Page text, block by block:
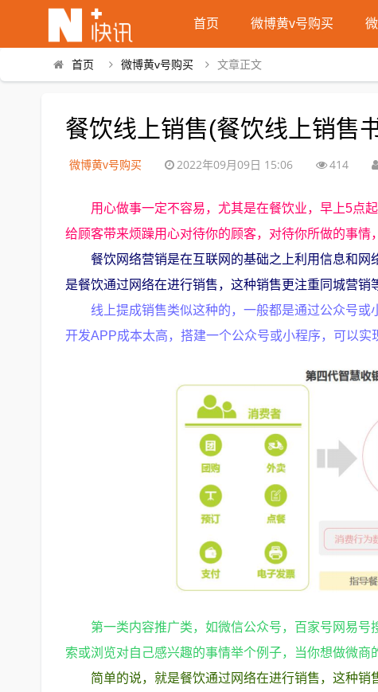
首页 微博黄v号购买
首页 微博黄v号购买 文章正文
餐饮线上销售(餐饮线上销售
微博黄v号购买 2022年09月09日 15:06 414
用心做事一定不容易，尤其是在餐饮业，早上5点
给顾客带来烦躁用心对待你的顾客，对待你所做的事情
餐饮网络营销是在互联网的基础之上利用信息和
是餐饮通过网络在进行销售，这种销售更注重同城营销
线上提成销售类似这种的，一般都是通过公众号或
开发APP成本太高，搭建一个公众号或小程序，可以实
第一类内容推广类，如微信公众号，百家号网易
索或浏览对自己感兴趣的事情举个例子，当你想做微商
简单的说，就是餐饮通过网络在进行销售，这种